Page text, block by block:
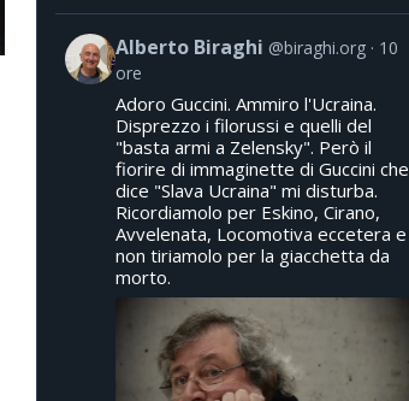
Alberto Biraghi @biraghi.org
10
ore
Adoro Guccini. Ammiro l'Ucraina.
Disprezzo i filorussi e quelli del
"basta armi a Zelensky". Però il
fiorire di immaginette di Guccini che
dice "Slava Ucraina" mi disturba.
Ricordiamolo per Eskino, Cirano,
Avvelenata, Locomotiva eccetera e
non tiriamolo per la giacchetta da
morto.